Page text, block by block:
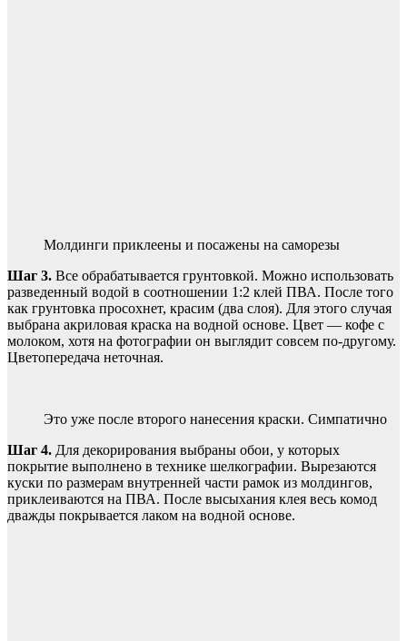
Молдинги приклеены и посажены на саморезы
Шаг 3. Все обрабатывается грунтовкой. Можно использовать
разведенный водой в соотношении 1:2 клей ПВА. После того
как грунтовка просохнет, красим (два слоя). Для этого случая
выбрана акриловая краска на водной основе. Цвет — кофе с
молоком, хотя на фотографии он выглядит совсем по-другому.
Цветопередача неточная.
Это уже после второго нанесения краски. Симпатично
Шаг 4. Для декорирования выбраны обои, у которых
покрытие выполнено в технике шелкографии. Вырезаются
куски по размерам внутренней части рамок из молдингов,
приклеиваются на ПВА. После высыхания клея весь комод
дважды покрывается лаком на водной основе.